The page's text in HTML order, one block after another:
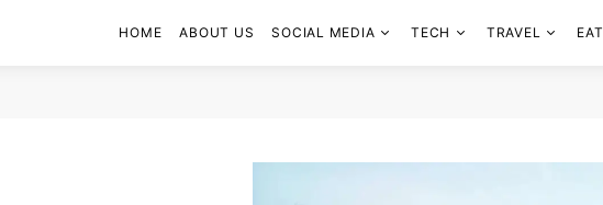
HOME ABOUT US SOCIAL MEDIA TECH TRAVEL EAT